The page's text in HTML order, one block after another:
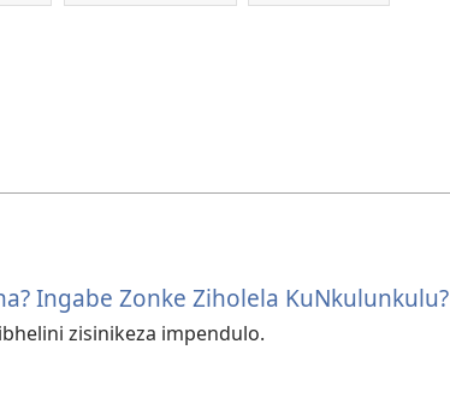
Ingabe Zonke Ziholela KuNkulunkulu?
zisinikeza impendulo.